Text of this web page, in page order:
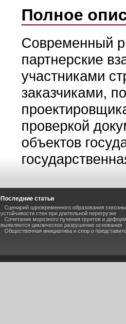
Полное
Современный
партнерские
участниками
заказчиками,
проверкой
объектов
Последние статьи
Сценарий одновременного образования
устойчивости стен при длительной перегрузке
Сочетание морозного пучения грунтов и
выявляется циклическое разрушение основания
Общественная инициатива и спор о